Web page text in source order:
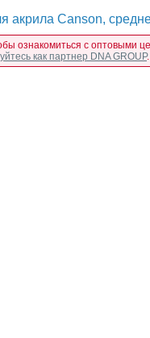
акрила Canson,
ознакомиться с оптовыми
как партнер DNA GROUP.